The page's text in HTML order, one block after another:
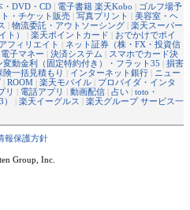
・DVD・CD | 電子書籍 楽天Kobo | ゴルフ場予
・チケット販売 | 写真プリント | 美容室・ヘ
| 物流委託・アウトソーシング | 楽天スーパー
ト） | 楽天ポイントカード | おでかけでポイ
アフィリエイト | ネット証券（株・FX・投資信
電子マネー | 決済システム | スマホでカード決
変動金利（固定特約付き）・フラット35 | 損害
険一括見積もり | インターネット銀行 | ニュー
| ROOM | 楽天モバイル | プロバイダ・インタ
リ | 電話アプリ | 動画配信 | 占い | toto・
| 楽天イーグルス | 楽天グループ サービス一
報保護方針
Group, Inc.